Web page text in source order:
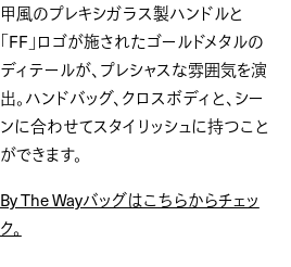
甲風のプレキシガラス製ハンドルと
「FF」ロゴが施されたゴールドメタルの
ディテールが、プレシャスな雰囲気を演
出。ハンドバッグ、クロスボディと、シー
ンに合わせてスタイリッシュに持つこと
ができます。
By The Wayバッグはこちらからチェッ
ク。